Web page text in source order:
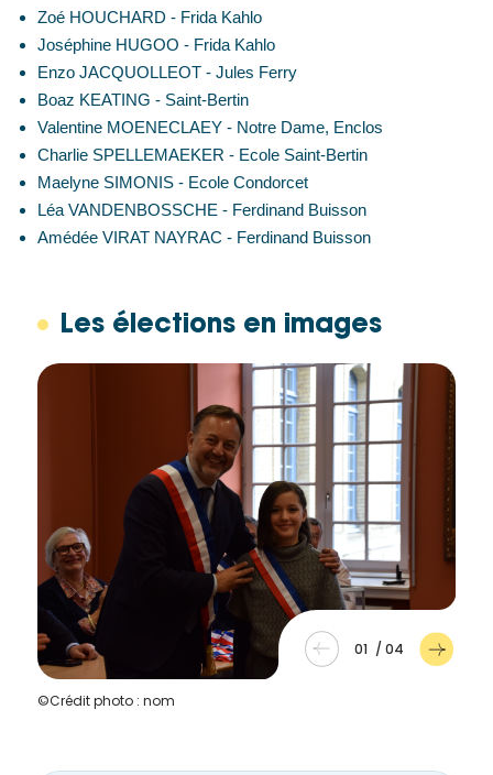
Zoé HOUCHARD - Frida Kahlo
Joséphine HUGOO - Frida Kahlo
Enzo JACQUOLLEOT - Jules Ferry
Boaz KEATING - Saint-Bertin
Valentine MOENECLAEY - Notre Dame, Enclos
Charlie SPELLEMAEKER - Ecole Saint-Bertin
Maelyne SIMONIS - Ecole Condorcet
Léa VANDENBOSSCHE - Ferdinand Buisson
Amédée VIRAT NAYRAC - Ferdinand Buisson
Les élections en images
01 /04
©Crédit photo : nom